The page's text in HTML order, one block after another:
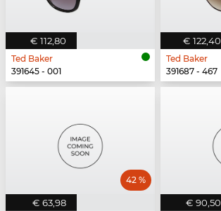
€ 112,80
Ted Baker
391645 - 001
€ 122,40
Ted Baker
391687 - 467
€ 63,98
42 %
€ 90,50